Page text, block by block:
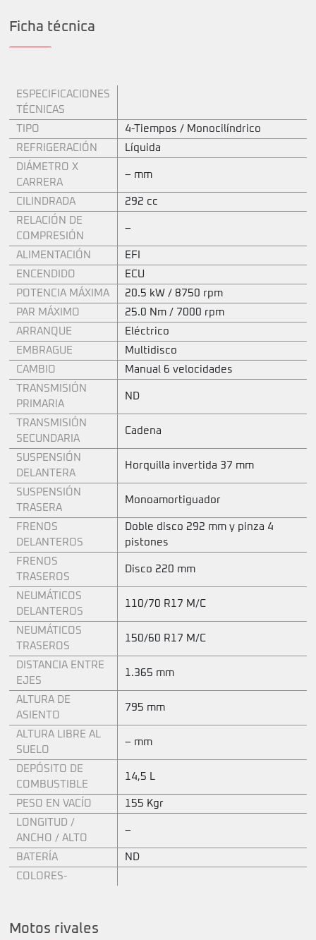
Ficha técnica
ESPECIFICACIONES
TÉCNICAS
TIPO
4-Tiempos / Monocilíndrico
REFRIGERACIÓN
Líquida
DIÁMETRO X
CARRERA
– mm
CILINDRADA
292 cc
RELACIÓN DE
COMPRESIÓN
–
ALIMENTACIÓN
EFI
ENCENDIDO
ECU
POTENCIA MÁXIMA
20.5 kW / 8750 rpm
PAR MÁXIMO
25.0 Nm / 7000 rpm
ARRANQUE
Eléctrico
EMBRAGUE
Multidisco
CAMBIO
Manual 6 velocidades
TRANSMISIÓN
PRIMARIA
ND
TRANSMISIÓN
SECUNDARIA
Cadena
SUSPENSIÓN
DELANTERA
Horquilla invertida 37 mm
SUSPENSIÓN
TRASERA
Monoamortiguador
FRENOS
DELANTEROS
Doble disco 292 mm y pinza 4
pistones
FRENOS
TRASEROS
Disco 220 mm
NEUMÁTICOS
DELANTEROS
110/70 R17 M/C
NEUMÁTICOS
TRASEROS
150/60 R17 M/C
DISTANCIA ENTRE
EJES
1.365 mm
ALTURA DE
ASIENTO
795 mm
ALTURA LIBRE AL
SUELO
– mm
DEPÓSITO DE
COMBUSTIBLE
14,5 L
PESO EN VACÍO
155 Kgr
LONGITUD /
ANCHO / ALTO
–
BATERÍA
ND
COLORES-
Motos rivales